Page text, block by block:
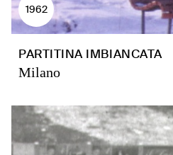
1962
PARTITINA IMBIANCATA
Milano